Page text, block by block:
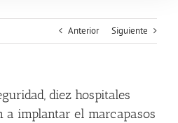
Anterior Siguiente
diez hospitales
a implantar el marcapasos